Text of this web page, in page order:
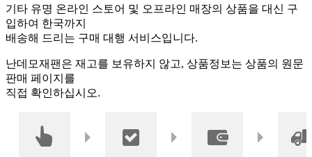
기타 유명 온라인 스토어 및 오프라인 매장의 상품을 대신 구
입하여 한국까지
배송해 드리는 구매 대행 서비스입니다.
난데모재팬은 재고를 보유하지 않고, 상품정보는 상품의 원문
판매 페이지를
직접 확인하십시오.